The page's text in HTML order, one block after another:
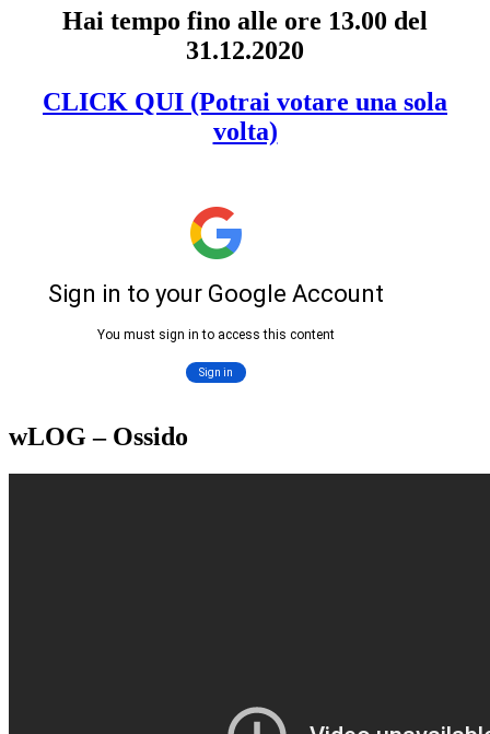
Hai tempo fino alle ore 13.00 del
31.12.2020
CLICK QUI (Potrai votare una sola
volta)
wLOG – Ossido